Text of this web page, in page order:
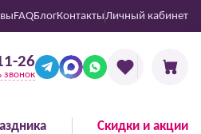
FAQБлогКонтактыЛичный кабинет
26
звонок
Скидки и акции